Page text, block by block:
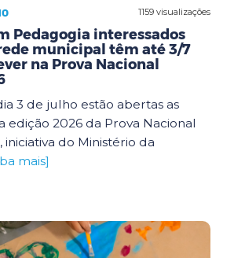
1159 visualizações
Pedagogia interessados
municipal têm até 3/7
na Prova Nacional
3 de julho estão abertas as
edição 2026 da Prova Nacional
do Ministério da
mais]